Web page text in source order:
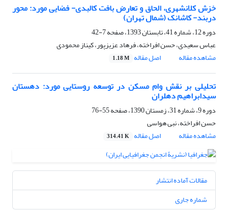
خزش کلانشهری، الحاق و تعارض بافت کالبدی- فضایی مورد: محور
دربند- کاشانک (شمال تهران)
دوره 12، شماره 41، تابستان 1393، صفحه
7-42
عباس سعیدی، حسن افراخته، فرهاد عزیزپور، کیناز محمودی
مشاهده مقاله
اصل مقاله 1.18 M
تحلیلی بر نقش وام مسکن در توسعه روستایی مورد: دهستان
سیدابراهیم دهلران
دوره 9، شماره 31، زمستان 1390، صفحه
55-76
حسن افراخته، نبی هواسی
مشاهده مقاله
اصل مقاله 314.41 K
مقالات آماده انتشار
شماره جاری